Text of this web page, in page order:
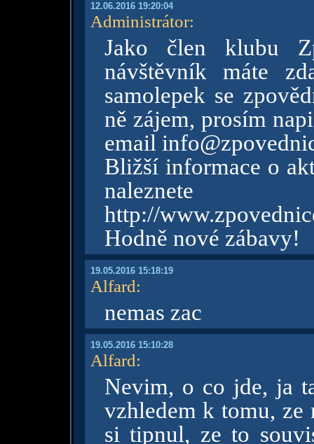
12.06.2016 19:20:04
Administrátor:
Jako člen klubu
návštěvník máte
samolepek se
ně zájem, prosím
email
Bližší informace o
http://
Hodně nové zábavy!
19.05.2016 15:18:19
Alfard:
nemas zac
19.05.2016 15:10:28
Alfard:
Nevim, o co jde, ja
vzhledem k tomu, ze
si tipnul, ze to